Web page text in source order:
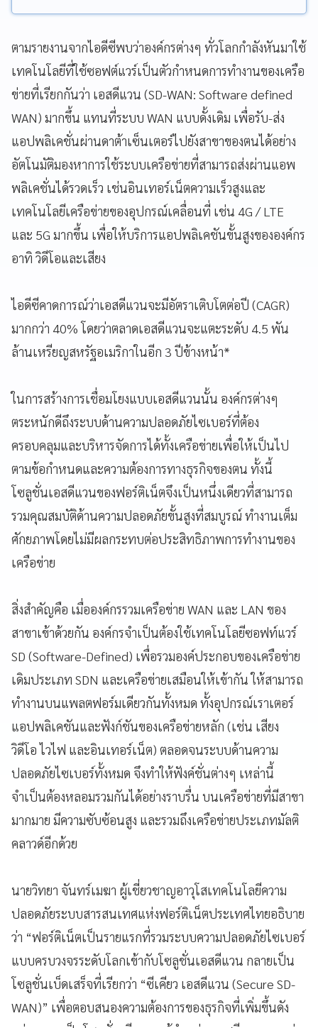
ตามรายงานจากไอดีซีพบว่าองค์กรต่างๆ ทั่วโลกกำลังหันมาใช้
เทคโนโลยีที่ใช้ซอฟต์แวร์เป็นตัวกำหนดการทำงานของเครือ
ข่ายที่เรียกกันว่า เอสดีแวน (SD-WAN: Software defined
WAN) มากขึ้น แทนที่ระบบ WAN แบบดั้งเดิม เพื่อรับ-ส่ง
แอปพลิเคชั่นผ่านดาต้าเซ็นเตอร์ไปยังสาขาของตนได้อย่าง
อัตโนมัติมองหาการใช้ระบบเครือข่ายที่สามารถส่งผ่านแอพ
พลิเคชั่นได้รวดเร็ว เช่นอินเทอร์เน็ตความเร็วสูงและ
เทคโนโลยีเครือข่ายของอุปกรณ์เคลื่อนที่ เช่น 4G / LTE
และ 5G มากขึ้น เพื่อให้บริการแอปพลิเคชันขั้นสูงขององค์กร
อาทิ วิดีโอและเสียง
ไอดีซีคาดการณ์ว่าเอสดีแวนจะมีอัตราเติบโตต่อปี (CAGR)
มากกว่า 40% โดยว่าตลาดเอสดีแวนจะแตะระดับ 4.5 พัน
ล้านเหรียญสหรัฐอเมริกาในอีก 3 ปีข้างหน้า*
ในการสร้างการเชื่อมโยงแบบเอสดีแวนนั้น องค์กรต่างๆ
ตระหนักดีถึงระบบด้านความปลอดภัยไซเบอร์ที่ต้อง
ครอบคลุมและบริหารจัดการได้ทั้งเครือข่ายเพื่อให้เป็นไป
ตามข้อกำหนดและความต้องการทางธุรกิจของตน ทั้งนี้
โซลูชั่นเอสดีแวนของฟอร์ติเน็ตจึงเป็นหนึ่งเดียวที่สามารถ
รวมคุณสมบัติด้านความปลอดภัยขั้นสูงที่สมบูรณ์ ทำงานเต็ม
ศักยภาพโดยไม่มีผลกระทบต่อประสิทธิภาพการทำงานของ
เครือข่าย
สิ่งสำคัญคือ เมื่อองค์กรรวมเครือข่าย WAN และ LAN ของ
สาขาเข้าด้วยกัน องค์กรจำเป็นต้องใช้เทคโนโลยีซอฟท์แวร์
SD (Software-Defined) เพื่อรวมองค์ประกอบของเครือข่าย
เดิมประเภท SDN และเครือข่ายเสมือนให้เข้ากัน ให้สามารถ
ทำงานบนแพลตฟอร์มเดียวกันทั้งหมด ทั้งอุปกรณ์เราเตอร์
แอปพลิเคชันและฟังก์ชันของเครือข่ายหลัก (เช่น เสียง
วิดีโอ ไวไฟ และอินเทอร์เน็ต) ตลอดจนระบบด้านความ
ปลอดภัยไซเบอร์ทั้งหมด จึงทำให้ฟังค์ชั่นต่างๆ เหล่านี้
จำเป็นต้องหลอมรวมกันได้อย่างราบรื่น บนเครือข่ายที่มีสาขา
มากมาย มีความซับซ้อนสูง และรวมถึงเครือข่ายประเภทมัลติ
คลาวด์อีกด้วย
นายวิทยา จันทร์เมฆา ผู้เชี่ยวชาญอาวุโสเทคโนโลยีความ
ปลอดภัยระบบสารสนเทศแห่งฟอร์ติเน็ตประเทศไทยอธิบาย
ว่า “ฟอร์ติเน็ตเป็นรายแรกที่รวมระบบความปลอดภัยไซเบอร์
แบบครบวงจรระดับโลกเข้ากับโซลูชั่นเอสดีแวน กลายเป็น
โซลูชั่นเบ็ดเสร็จที่เรียกว่า “ซีเคียว เอสดีแวน (Secure SD-
WAN)” เพื่อตอบสนองความต้องการของธุรกิจที่เพิ่มขึ้นดัง